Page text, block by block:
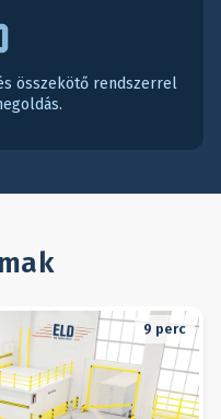
összekötő rendszerrel
9 perc